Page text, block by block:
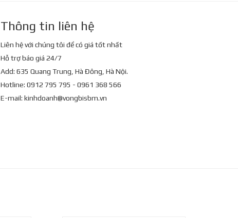
Thông tin liên hệ
Liên hệ với chúng tôi để có giá tốt nhất
Hỗ trợ báo giá 24/7
Add: 635 Quang Trung, Hà Đông, Hà Nội.
Hotline: 0912 795 795 - 0961 368 566
E-mail: kinhdoanh@vongbisbm.vn